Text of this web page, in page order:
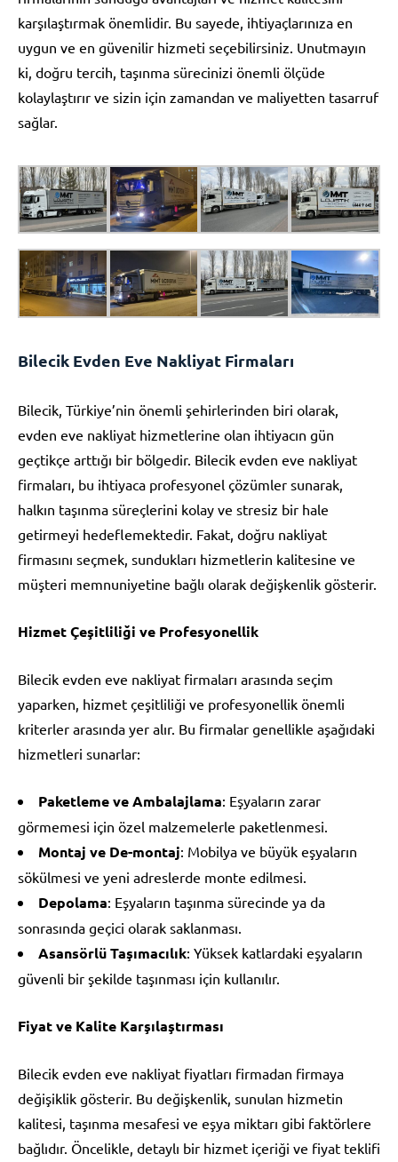
karşılaştırmak önemlidir. Bu sayede, ihtiyaçlarınıza en
uygun ve en güvenilir hizmeti seçebilirsiniz. Unutmayın
ki, doğru tercih, taşınma sürecinizi önemli ölçüde
kolaylaştırır ve sizin için zamandan ve maliyetten tasarruf
sağlar.
Bilecik Evden Eve Nakliyat Firmaları
Bilecik, Türkiye’nin önemli şehirlerinden biri olarak,
evden eve nakliyat hizmetlerine olan ihtiyacın gün
geçtikçe arttığı bir bölgedir. Bilecik evden eve nakliyat
firmaları, bu ihtiyaca profesyonel çözümler sunarak,
halkın taşınma süreçlerini kolay ve stresiz bir hale
getirmeyi hedeflemektedir. Fakat, doğru nakliyat
firmasını seçmek, sundukları hizmetlerin kalitesine ve
müşteri memnuniyetine bağlı olarak değişkenlik gösterir.
Hizmet Çeşitliliği ve Profesyonellik
Bilecik evden eve nakliyat firmaları arasında seçim
yaparken, hizmet çeşitliliği ve profesyonellik önemli
kriterler arasında yer alır. Bu firmalar genellikle aşağıdaki
hizmetleri sunarlar:
Paketleme ve Ambalajlama: Eşyaların zarar
görmemesi için özel malzemelerle paketlenmesi.
Montaj ve De-montaj: Mobilya ve büyük eşyaların
sökülmesi ve yeni adreslerde monte edilmesi.
Depolama: Eşyaların taşınma sürecinde ya da
sonrasında geçici olarak saklanması.
Asansörlü Taşımacılık: Yüksek katlardaki eşyaların
güvenli bir şekilde taşınması için kullanılır.
Fiyat ve Kalite Karşılaştırması
Bilecik evden eve nakliyat fiyatları firmadan firmaya
değişiklik gösterir. Bu değişkenlik, sunulan hizmetin
kalitesi, taşınma mesafesi ve eşya miktarı gibi faktörlere
bağlıdır. Öncelikle, detaylı bir hizmet içeriği ve fiyat teklifi